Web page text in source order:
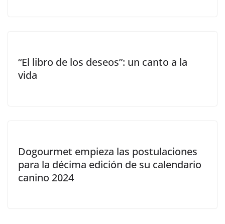
“El libro de los deseos”: un canto a la
vida
Dogourmet empieza las postulaciones
para la décima edición de su calendario
canino 2024